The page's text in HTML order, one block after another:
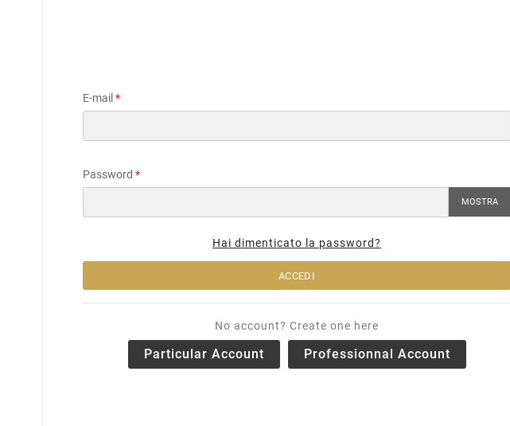
E-mail
Password
MOSTRA
Hai dimenticato la password?
ACCEDI
No account? Create one here
Particular Account Professionnal Account